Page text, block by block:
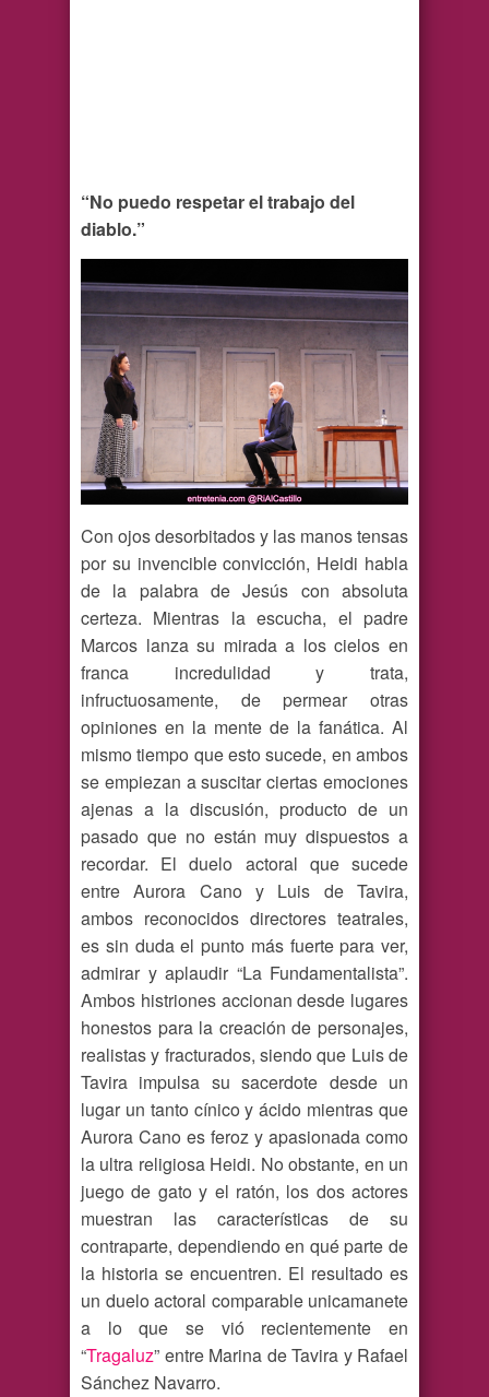
“No puedo respetar el trabajo del
diablo.”
Con ojos desorbitados y las manos tensas
por su invencible convicción, Heidi habla
de la palabra de Jesús con absoluta
certeza. Mientras la escucha, el padre
Marcos lanza su mirada a los cielos en
franca incredulidad y trata,
infructuosamente, de permear otras
opiniones en la mente de la fanática. Al
mismo tiempo que esto sucede, en ambos
se empiezan a suscitar ciertas emociones
ajenas a la discusión, producto de un
pasado que no están muy dispuestos a
recordar. El duelo actoral que sucede
entre Aurora Cano y Luis de Tavira,
ambos reconocidos directores teatrales,
es sin duda el punto más fuerte para ver,
admirar y aplaudir “La Fundamentalista”.
Ambos histriones accionan desde lugares
honestos para la creación de personajes,
realistas y fracturados, siendo que Luis de
Tavira impulsa su sacerdote desde un
lugar un tanto cínico y ácido mientras que
Aurora Cano es feroz y apasionada como
la ultra religiosa Heidi. No obstante, en un
juego de gato y el ratón, los dos actores
muestran las características de su
contraparte, dependiendo en qué parte de
la historia se encuentren. El resultado es
un duelo actoral comparable unicamanete
a lo que se vió recientemente en
“Tragaluz” entre Marina de Tavira y Rafael
Sánchez Navarro.